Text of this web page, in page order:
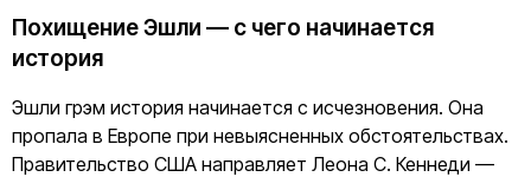
Похищение Эшли — с чего начинается
история
Эшли грэм история начинается с исчезновения. Она
пропала в Европе при невыясненных обстоятельствах.
Правительство США направляет Леона С. Кеннеди —